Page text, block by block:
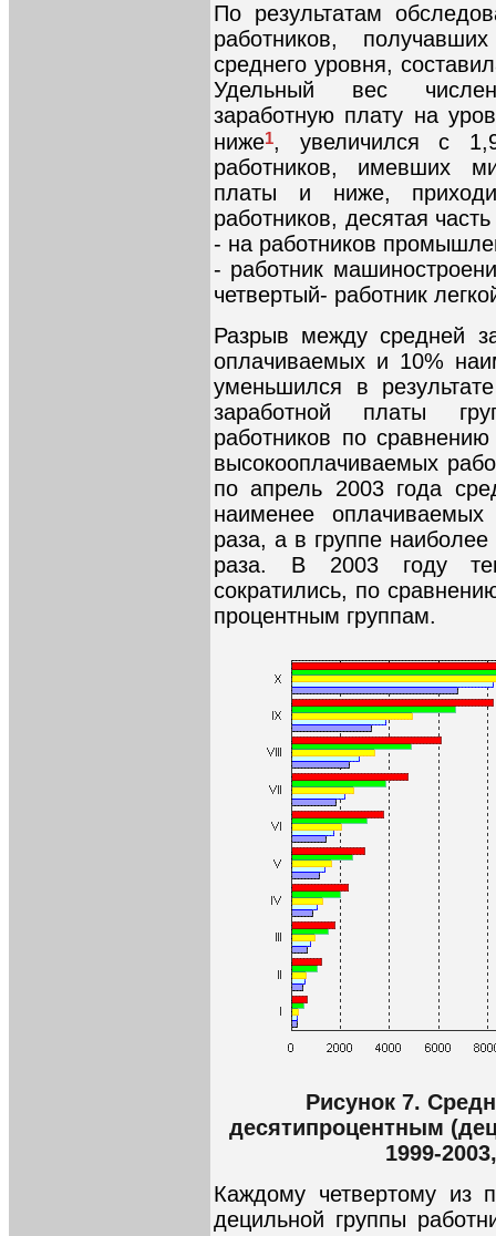
По результатам
работников,
среднего уровня,
Удельный вес
заработную плату на
ниже1, увеличился с
работников, имевших
платы и ниже,
работников, десятая
- на работников
- работник
четвертый- работник
Разрыв между средней
оплачиваемых и 10%
уменьшился в
заработной платы
работников по
высокооплачиваемых
по апрель 2003 года
наименее
раза, а в группе
раза. В 2003 году
сократились, по
процентным группам.
Рисунок 7.
десятипроцентным
1999-
Каждому четвертому из
децильной группы